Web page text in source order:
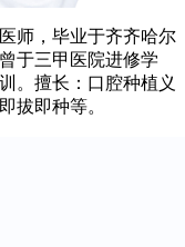
师，毕业于齐齐哈尔
于三甲医院进修学
。擅长：口腔种植义
拔即种等。